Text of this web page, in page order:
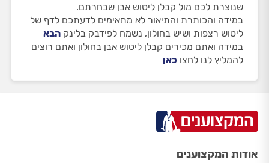
שנוצרת לכם מול קבלן ליטוש אבן שבחרתם.
במידה והכותרת והתיאור לא מתאימים לדעתכם לדף של
ליטוש רצפות ושיש בחולון, נשמח לפידבק בלינק הבא
במידה ואתם מכירים קבלן ליטוש אבן בחולון ואתם רוצים
להמליץ לנו לחצו כאן
אודות המקצוענים